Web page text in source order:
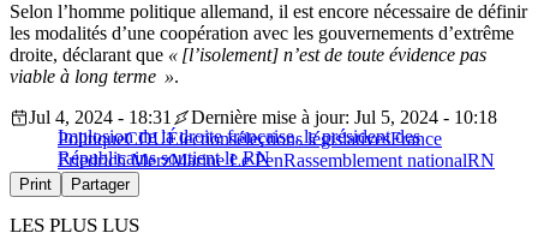
Selon l’homme politique allemand, il est encore nécessaire de définir
les modalités d’une coopération avec les gouvernements d’extrême
droite, déclarant que « [l’isolement] n’est de toute évidence pas
viable à long terme ».
Implosion de la droite française, le président des
Républicains soutient le RN
Jul 4, 2024 - 18:31
Dernière mise à jour: Jul 5, 2024 - 10:18
PolitiqueCDUÉlectionsélections législativesFrance
Friedrich MerzMarine Le PenRassemblement nationalRN
Print Partager
LES PLUS LUS